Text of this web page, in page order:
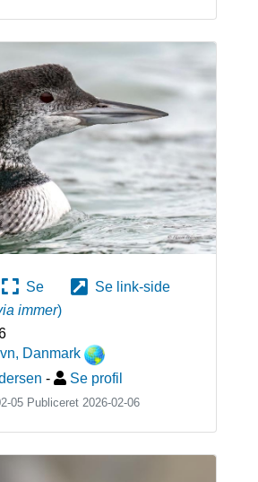
Se
Se link-side
immer)
, Danmark
- Se profil
05 Publiceret 2026-02-06